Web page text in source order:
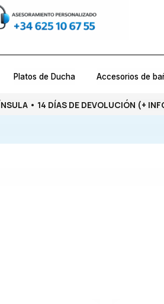
Platos de Ducha Accesorios de
• 14 DÍAS DE DEVOLUCIÓN (+